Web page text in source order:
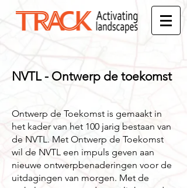
NVTL - Ontwerp de toekomst
Ontwerp de Toekomst is gemaakt in
het kader van het 100 jarig bestaan van
de NVTL. Met Ontwerp de Toekomst
wil de NVTL een impuls geven aan
nieuwe ontwerpbenaderingen voor de
uitdagingen van morgen. Met de